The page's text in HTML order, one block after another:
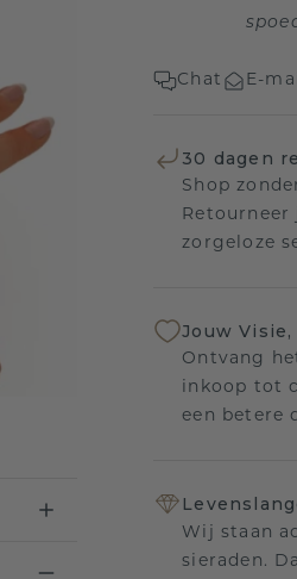
Chat E-
30 dagen
Shop
Retourneer
zorgeloze
Jouw Visie,
Ontvang
inkoop tot
een betere
Wij staan
sieraden.